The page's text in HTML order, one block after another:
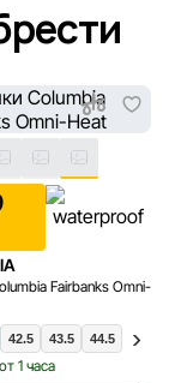
Fairbanks Omni-
42.5 43.5 44.5 46
1 часа